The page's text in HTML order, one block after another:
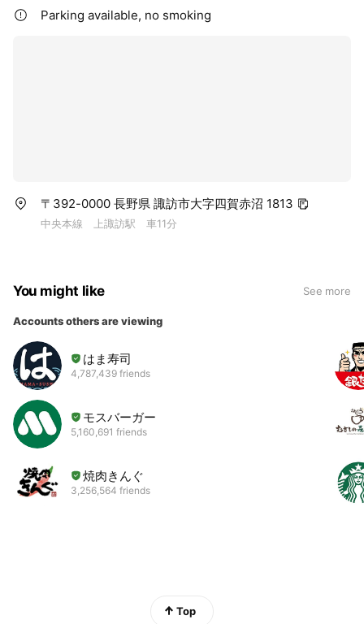
Parking available, no smoking
〒392-0000 長野県 諏訪市大字四賀赤沼 1813
中央本線 上諏訪駅 車11分
You might like See more
Accounts others are viewing
はま寿司
4,787,439 friends
モスバーガー
5,160,691 friends
焼肉きんぐ
3,256,564 friends
Top